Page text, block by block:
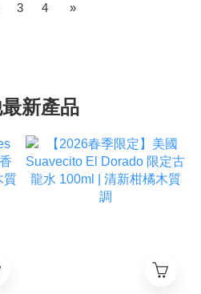
3 4 »
新產品